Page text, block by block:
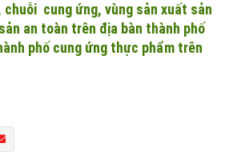
chuỗi cung ứng, vùng sản xuất sản
an toàn trên địa bàn thành phố
phố cung ứng thực phẩm trên